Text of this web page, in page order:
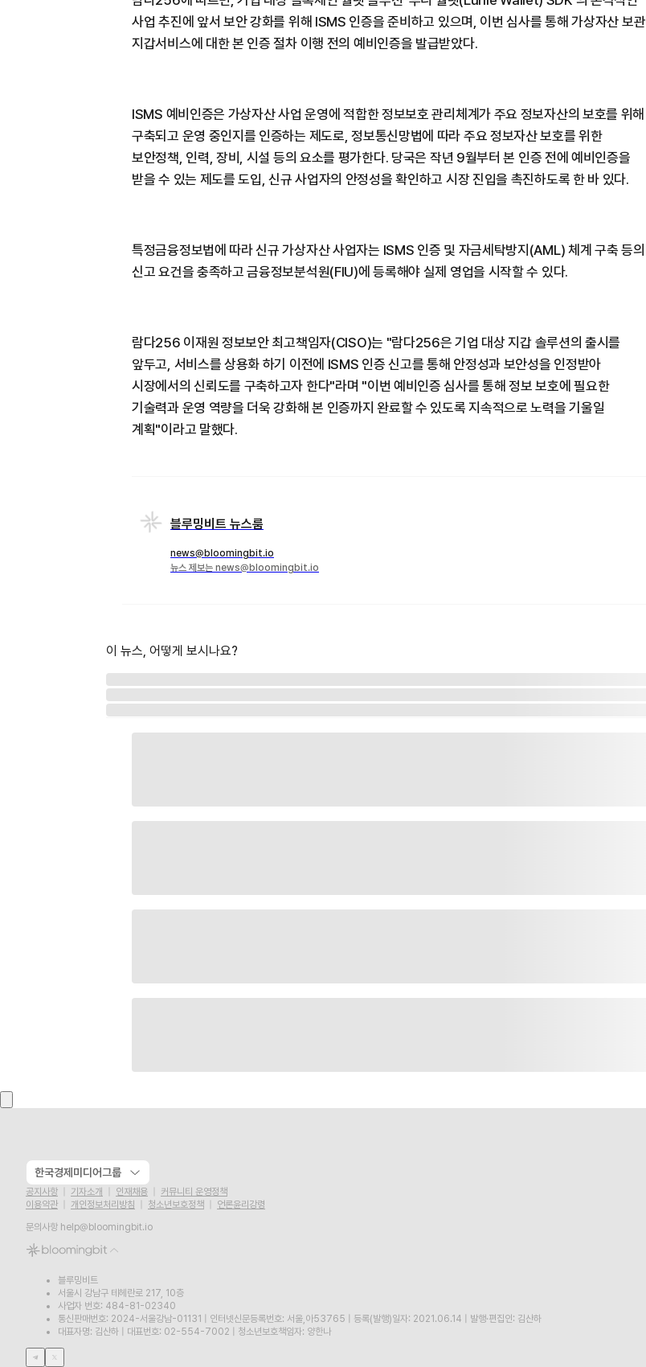
사업 추진에 앞서 보안 강화를 위해 ISMS 인증을 준비하고 있으며, 이번 심사를 통해 가상자산 보관
지갑서비스에 대한 본 인증 절차 이행 전의 예비인증을 발급받았다.
ISMS 예비인증은 가상자산 사업 운영에 적합한 정보보호 관리체계가 주요 정보자산의 보호를 위해
구축되고 운영 중인지를 인증하는 제도로, 정보통신망법에 따라 주요 정보자산 보호를 위한
보안정책, 인력, 장비, 시설 등의 요소를 평가한다. 당국은 작년 9월부터 본 인증 전에 예비인증을
받을 수 있는 제도를 도입, 신규 사업자의 안정성을 확인하고 시장 진입을 촉진하도록 한 바 있다.
특정금융정보법에 따라 신규 가상자산 사업자는 ISMS 인증 및 자금세탁방지(AML) 체계 구축 등의
신고 요건을 충족하고 금융정보분석원(FIU)에 등록해야 실제 영업을 시작할 수 있다.
람다256 이재원 정보보안 최고책임자(CISO)는 "람다256은 기업 대상 지갑 솔루션의 출시를
앞두고, 서비스를 상용화 하기 이전에 ISMS 인증 신고를 통해 안정성과 보안성을 인정받아
시장에서의 신뢰도를 구축하고자 한다"라며 "이번 예비인증 심사를 통해 정보 보호에 필요한
기술력과 운영 역량을 더욱 강화해 본 인증까지 완료할 수 있도록 지속적으로 노력을 기울일
계획"이라고 말했다.
블루밍비트 뉴스룸
news@bloomingbit.io
뉴스 제보는 news@bloomingbit.io
이 뉴스, 어떻게 보시나요?
한국경제미디어그룹
공지사항 기자소개 인재채용
커뮤니티 운영정책
이용약관
개인정보처리방침 청소년보호정책
언론윤리강령
문의사항 help@bloomingbit.io
블루밍비트
서울시 강남구 테헤란로 217, 10층
사업자 번호: 484-81-02340
통신판매번호: 2024-서울강남-01131
인터넷신문등록번호: 서울,아53765 등록(발행)일자: 2021.06.14
발행·편집인: 김산하
대표자명: 김산하
대표번호: 02-554-7002 청소년보호책임자: 양한나